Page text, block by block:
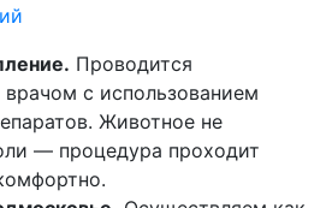
Проводится
с использованием
Животное не
— процедура проходит